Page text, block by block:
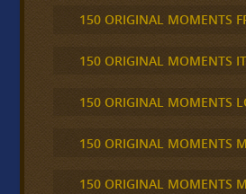
150 ORIGINAL MOMENTS
150 ORIGINAL MOMENTS
150 ORIGINAL MOMENTS
150 ORIGINAL MOMENTS
150 ORIGINAL MOMENTS